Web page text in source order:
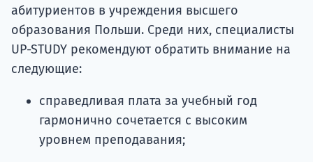
абитуриентов в учреждения высшего
образования Польши. Среди них, специалисты
UP-STUDY рекомендуют обратить внимание на
следующие:
справедливая плата за учебный год
гармонично сочетается с высоким
уровнем преподавания;